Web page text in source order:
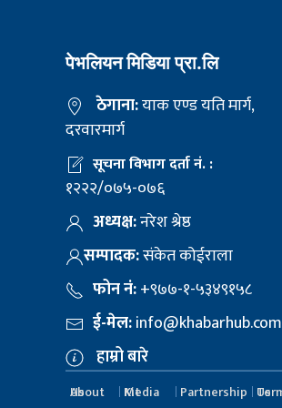
पेभलियन मिडिया प्रा.लि
ठेगाना:याक एण्ड यति मार्ग,
दरवारमार्ग
सूचना विभाग दर्ता नं. :
१२२२/०७५-०७६
अध्यक्ष:नरेश श्रेष्ठ
सम्पादक:संकेत कोईराला
फोन नं:+९७७-१-५३४९१५८
ई-मेल:info@khabarhub.com
हाम्रो बारे
About Us Media Kit Partnership Terms of Us